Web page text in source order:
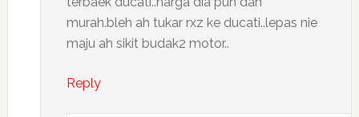
murah.bleh ah tukar rxz ke ducati..lepas nie
maju ah sikit budak2 motor..
Reply